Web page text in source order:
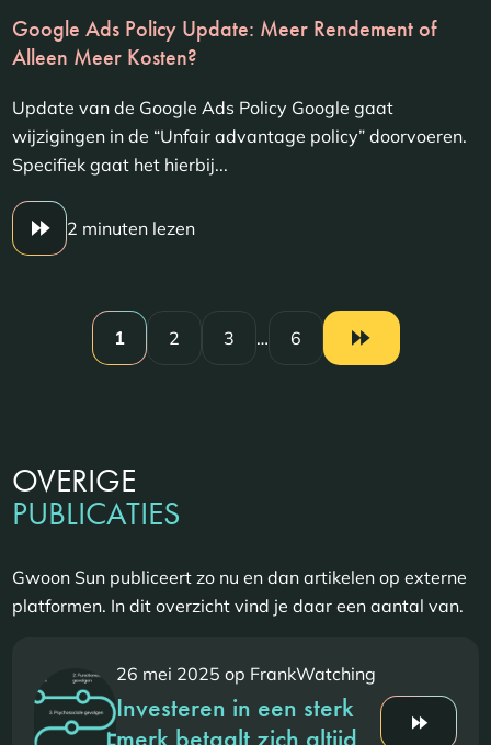
Google Ads Policy Update: Meer Rendement of
Alleen Meer Kosten?
Update van de Google Ads Policy Google gaat
wijzigingen in de “Unfair advantage policy” doorvoeren.
Specifiek gaat het hierbij...
2 minuten lezen
1 2 3 … 6
OVERIGE
PUBLICATIES
Gwoon Sun publiceert zo nu en dan artikelen op externe
platformen. In dit overzicht vind je daar een aantal van.
26 mei 2025 op FrankWatching
Investeren in een sterk